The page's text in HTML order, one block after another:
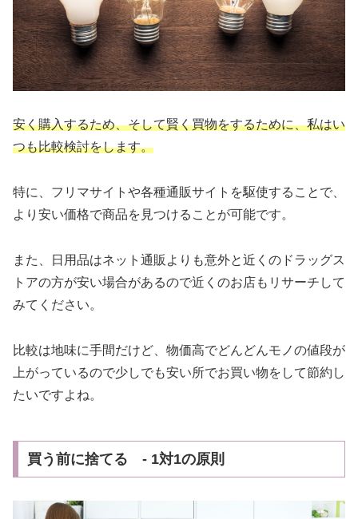
安く購入するため、そして賢く買物をするために、私はい
つも比較検討をします。
特に、フリマサイトや各種通販サイトを駆使することで、
より安い価格で商品を見つけることが可能です。
また、日用品はネット通販よりも意外と近くのドラッグス
トアの方が安い場合があるので近くのお店もリサーチして
みてください。
比較は地味に手間だけど、物価高でどんどんモノの値段が
上がっているので少しでも安い所でお買い物をして節約し
たいですよね。
買う前に捨てる - 1対1の原則